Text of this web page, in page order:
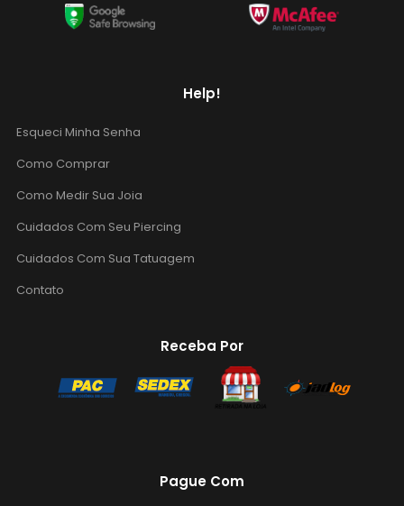
Help!
Esqueci Minha Senha
Como Comprar
Como Medir Sua Joia
Cuidados Com Seu Piercing
Cuidados Com Sua Tatuagem
Contato
Receba Por
Pague Com